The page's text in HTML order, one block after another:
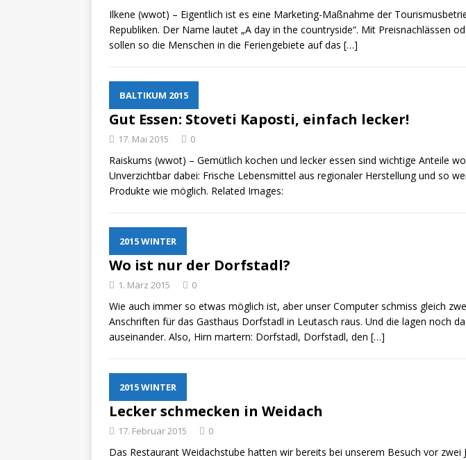
Ilkene (wwot) – Eigentlich ist es eine Marketing-Maßnahme der
Republiken. Der Name lautet „A day in the countryside“. Mit Preisnachlässen
sollen so die Menschen in die Feriengebiete auf das […]
BALTIKUM 2015
Gut Essen: Stoveti Kaposti, einfach lecker!
17. Mai 2015 0
Raiskums (wwot) – Gemütlich kochen und lecker essen sind wichtige Anteile
Unverzichtbar dabei: Frische Lebensmittel aus regionaler Herstellung und so
Produkte wie möglich. Related Images:
2015 WINTER
Wo ist nur der Dorfstadl?
1. März 2015 0
Wie auch immer so etwas möglich ist, aber unser Computer schmiss gleich
Anschriften für das Gasthaus Dorfstadl in Leutasch raus. Und die lagen noch
auseinander. Also, Hirn martern: Dorfstadl, Dorfstadl, den […]
2015 WINTER
Lecker schmecken in Weidach
17. Februar 2015 0
Das Restaurant Weidachstube hatten wir bereits bei unserem Besuch vor zwei